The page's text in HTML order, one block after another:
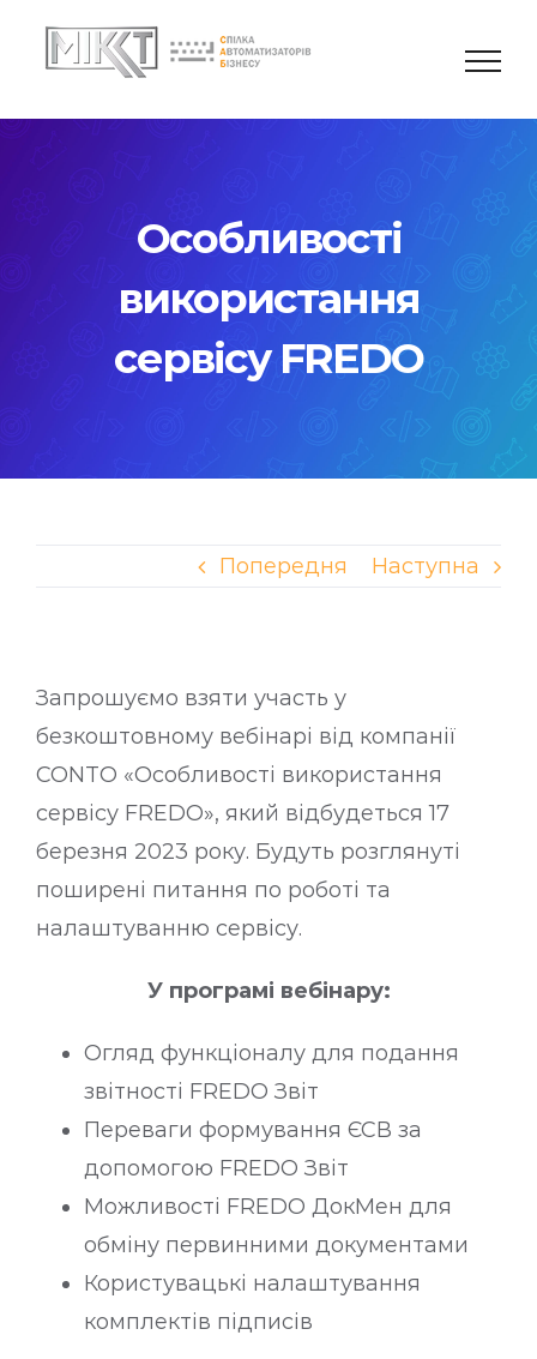
Особливості
використання
сервісу FREDO
Попередня Наступна
Запрошуємо взяти участь у
безкоштовному вебінарі від компанії
CONTO «Особливості використання
сервісу FREDO», який відбудеться 17
березня 2023 року. Будуть розглянуті
поширені питання по роботі та
налаштуванню сервісу.
У програмі вебінару:
Огляд функціоналу для подання
звітності FREDO Звіт
Переваги формування ЄСВ за
допомогою FREDO Звіт
Можливості FREDO ДокМен для
обміну первинними документами
Користувацькі налаштування
комплектів підписів